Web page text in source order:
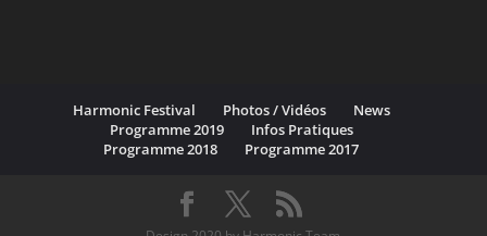
Harmonic Festival Photos / Vidéos
News
Programme 2019
Infos Pratiques
Programme 2018
Programme 2017